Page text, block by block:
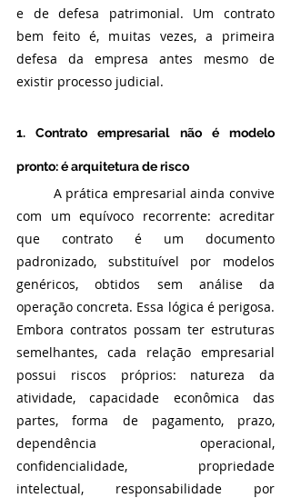
e de defesa patrimonial. Um contrato
bem feito é, muitas vezes, a primeira
defesa da empresa antes mesmo de
existir processo judicial.
1. Contrato empresarial não é modelo
pronto: é arquitetura de risco
com um equívoco recorrente: acreditar
que contrato é um documento
padronizado, substituível por modelos
genéricos, obtidos sem análise da
operação concreta. Essa lógica é perigosa.
Embora contratos possam ter estruturas
semelhantes, cada relação empresarial
possui riscos próprios: natureza da
atividade, capacidade econômica das
partes, forma de pagamento, prazo,
dependência operacional,
confidencialidade, propriedade
intelectual, responsabilidade por